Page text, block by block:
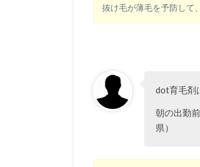
抜け毛が薄毛を予防して
dot育毛剤
朝の出勤
県）